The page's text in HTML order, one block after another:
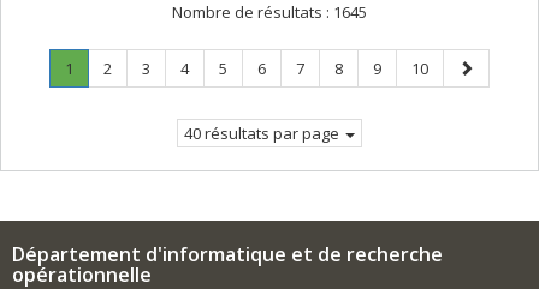
Nombre de résultats : 1645
Page
1
Page
Page
2 Page
3 Page
4 Page
5 Page
6 Page
7 Page
8 Page
9 Page
10
Page
suivante
40 résultats par page
Département d'informatique et de recherche
opérationnelle